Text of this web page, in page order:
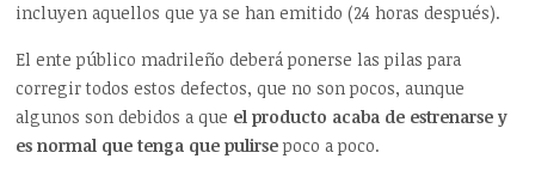
incluyen aquellos que ya se han emitido (24 horas después).
El ente público madrileño deberá ponerse las pilas para
corregir todos estos defectos, que no son pocos, aunque
algunos son debidos a que el producto acaba de estrenarse y
es normal que tenga que pulirsepoco a poco.